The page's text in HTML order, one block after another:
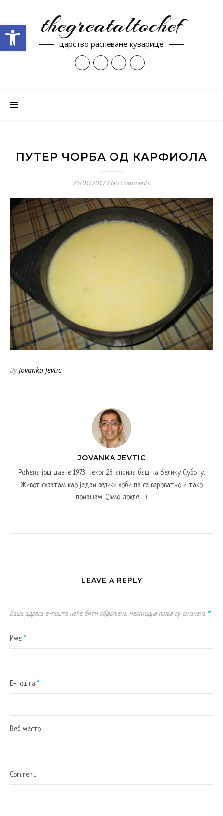
thegreataltochef
царство распеване куварице
ПУТЕР ЧОРБА ОД КАРФИОЛА
26/01/2017/No Comments
ByJovanka Jevtic
JOVANKA JEVTIC
Рођена још давне 1973. неког 28. априла баш на Велику Суботу.
Живот схватам као један велики хоби па се вероватно и тако
понашам. Само докле... :)
LEAVE A REPLY
Ваша адреса е-поште неће бити објављена. Неопходна поља су означена *
Име *
Е-пошта *
Веб место
Comment
Open toolbar